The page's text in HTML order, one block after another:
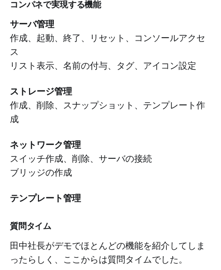
コンパネで実現する機能
サーバ管理
作成、起動、終了、リセット、コンソールアクセ
ス
リスト表示、名前の付与、タグ、アイコン設定
ストレージ管理
作成、削除、スナップショット、テンプレート作
成
ネットワーク管理
スイッチ作成、削除、サーバの接続
ブリッジの作成
テンプレート管理
質問タイム
田中社長がデモでほとんどの機能を紹介してしま
ったらしく、ここからは質問タイムでした。